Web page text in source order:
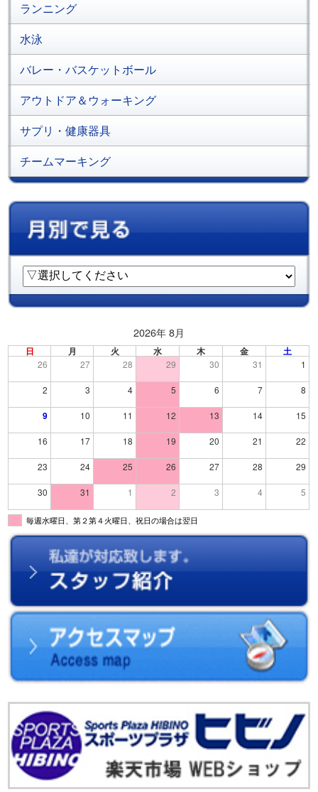
ランニング
水泳
バレー・バスケットボール
アウトドア＆ウォーキング
サプリ・健康器具
チームマーキング
2026年 8月
日 月 火 水 木 金 土
26 27 28 29 30 31 1
2 3 4 5 6 7 8
9 10 11 12 13 14 15
16 17 18 19 20 21 22
23 24 25 26 27 28 29
30 31 1 2 3 4 5
毎週水曜日、第２第４火曜日、祝日の場合は翌日